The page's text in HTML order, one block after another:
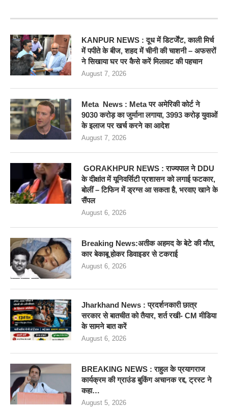
KANPUR NEWS : दूध में डिटर्जेंट, काली मिर्च
में पपीते के बीज, शहद में चीनी की चाशनी – अफसरों
ने सिखाया घर पर कैसे करें मिलावट की पहचान
August 7, 2026
Meta News : Meta पर अमेरिकी कोर्ट ने
9030 करोड़ का जुर्माना लगाया, 3993 करोड़ युवाओं
के इलाज पर खर्च करने का आदेश
August 7, 2026
GORAKHPUR NEWS : राज्यपाल ने DDU
के दीक्षांत में यूनिवर्सिटी प्रशासन को लगाई फटकार,
बोलीं – टिफिन में ड्रग्स आ सकता है, भरवाए खाने के
सैंपल
August 6, 2026
Breaking News:अतीक अहमद के बेटे की मौत,
कार बेकाबू होकर डिवाइडर से टकराई
August 6, 2026
Jharkhand News : प्रदर्शनकारी छात्र
सरकार से बातचीत को तैयार, शर्त रखी- CM मीडिया
के सामने बात करें
August 6, 2026
BREAKING NEWS : राहुल के प्रयागराज
कार्यक्रम की ग्राउंड बुकिंग अचानक रद्द, ट्रस्ट ने
कहा…
August 5, 2026